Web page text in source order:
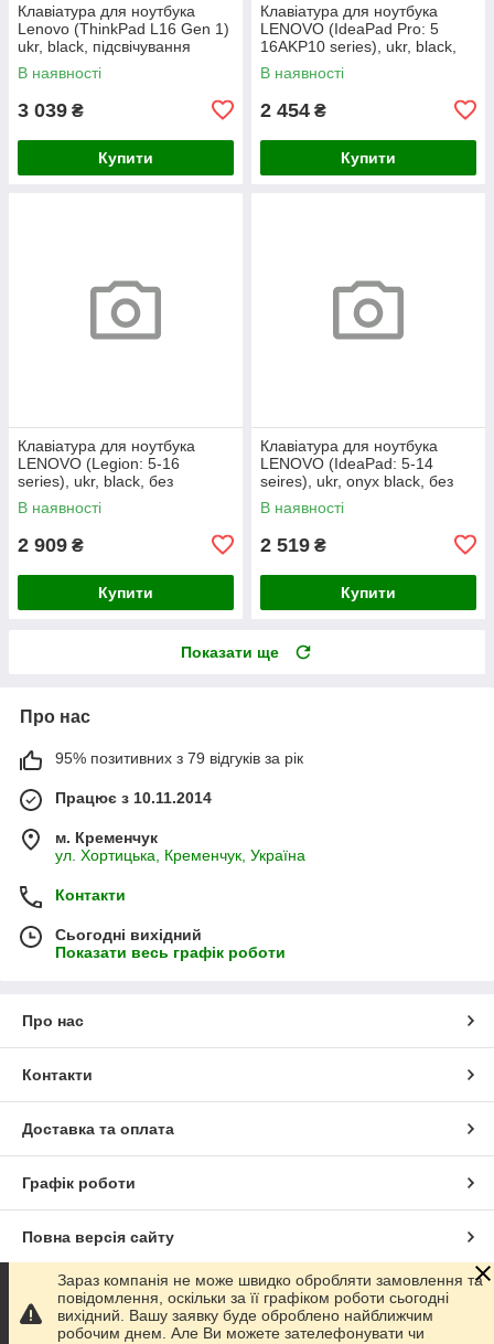
Клавіатура для ноутбука
Lenovo (ThinkPad L16 Gen 1)
ukr, black, підсвічування
клавіш (copilot)
В наявності
3 039 ₴
Купити
Клавіатура для ноутбука
LENOVO (IdeaPad Pro: 5
16AKP10 series), ukr, black,
без кадру, підсвічування
клавіш
В наявності
2 454 ₴
Купити
Клавіатура для ноутбука
LENOVO (Legion: 5-16
series), ukr, black, без
фрейма, підсвічування
клавіш
В наявності
2 909 ₴
Купити
Клавіатура для ноутбука
LENOVO (IdeaPad: 5-14
seires), ukr, onyx black, без
фрейму, підсвічування клавіш
(copilot)
В наявності
2 519 ₴
Купити
Показати ще
Про нас
95% позитивних з 79 відгуків за рік
Працює з 10.11.2014
м. Кременчук
ул. Хортицька, Кременчук, Україна
Контакти
Сьогодні вихідний
Показати весь графік роботи
Про нас
Контакти
Доставка та оплата
Графік роботи
Повна версія сайту
Сайт створено на маркетплейсіProm.ua
Зараз компанія не може швидко обробляти замовлення та
повідомлення, оскільки за її графіком роботи сьогодні
вихідний. Вашу заявку буде оброблено найближчим
робочим днем. Але Ви можете зателефонувати чи